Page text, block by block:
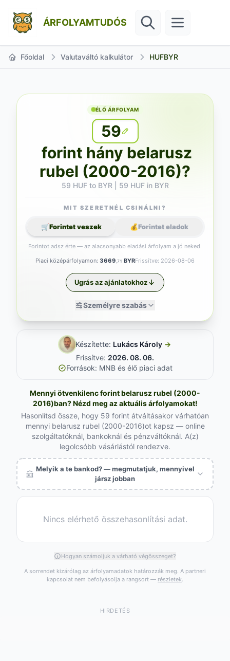
ÁRFOLYAMTUDÓS
Főoldal Valutaváltó kalkulátor HUFBYR
ÉLŐ ÁRFOLYAM
59
forint hány belarusz
rubel (2000-2016)?
59 HUF to BYR | 59 HUF in BYR
Piaci középárfolyamon: 3669 ,71 BYRFrissítve: 2026-08-06
Személyre szabás
MIT SZERETNÉL CSINÁLNI?
🛒Forintet veszek 💰Forintet eladok
Forintot adsz érte — az alacsonyabb eladási árfolyam a jó neked.
Ugrás az ajánlatokhoz
Készítette: Lukács Károly →
Frissítve: 2026. 08. 06.
Források: MNB és élő piaci adat
Mennyi ötvenkilenc forint belarusz rubel (2000-
2016)ban? Nézd meg az aktuális árfolyamokat!
Hasonlítsd össze, hogy 59 forint átváltásakor várhatóan
mennyi belarusz rubel (2000-2016)ot kapsz — online
szolgáltatóknál, bankoknál és pénzváltóknál. A(z)
legolcsóbb vásárlástól rendezve.
Melyik a te bankod? — megmutatjuk, mennyivel
jársz jobban
Nincs elérhető összehasonlítási adat.
Hogyan számoljuk a várható végösszeget?
A sorrendet kizárólag az árfolyamadatok határozzák meg. A partneri
kapcsolat nem befolyásolja a rangsort — részletek
HIRDETÉS